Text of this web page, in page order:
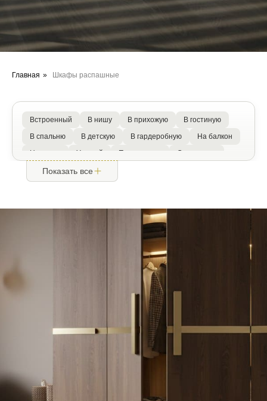
Главная » Шкафы распашные
Показать все
Встроенный В нишу В прихожую
В гостиную
В спальню
В детскую В гардеробную
На балкон
На кухню
Угловой Под потолок
С зеркалом
С антресолью
С полками
Напольный
Со стеклом
Двери распашные